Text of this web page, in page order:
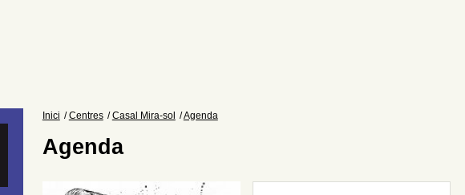
Inici Centres Casal Mira-sol Agenda
Agenda